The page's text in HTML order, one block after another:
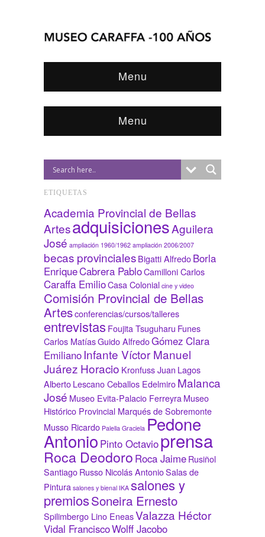
Menu
Menu
ETIQUETAS
Academia Provincial de Bellas
ArtesadquisicionesAguilera
José ampliación 1960/1962 ampliación 2006/2007
becas provincialesBigatti AlfredoBorla
EnriqueCabrera PabloCamilloni Carlos
Caraffa EmilioCasa Colonial cine y video
Comisión Provincial de Bellas
Artesconferencias/cursos/talleres
entrevistas Foujita Tsuguharu Funes
Carlos MatíasGuido AlfredoGómez Clara
EmilianoInfante Víctor Manuel
Juárez Horacio Kronfuss Juan Lagos
AlbertoLescano Ceballos EdelmiroMalanca
José Museo Evita-Palacio FerreyraMuseo
Histórico Provincial Marqués de Sobremonte
Musso Ricardo Palella Graciela Pedone
Antonio Pinto Octavioprensa
Roca Deodoro Roca JaimeRusiñol
SantiagoRusso Nicolás AntonioSalas de
Pintura salones y bienal IKA salones y
premiosSoneira Ernesto
Spilimbergo Lino EneasValazza Héctor
Vidal FranciscoWolff Jacobo